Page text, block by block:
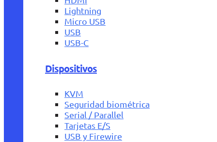
Lightning
Micro USB
USB
USB-C
Dispositivos
KVM
Seguridad biométrica
Serial / Parallel
Tarjetas E/S
USB y Firewire